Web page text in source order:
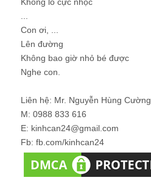
Con ơi, ...
Lên đường
Không bao giờ nhỏ bé được
Nghe con.
Liên hệ: Mr. Nguyễn Hùng Cường
M: 0988 833 616
E: kinhcan24@gmail.com
Fb: fb.com/kinhcan24